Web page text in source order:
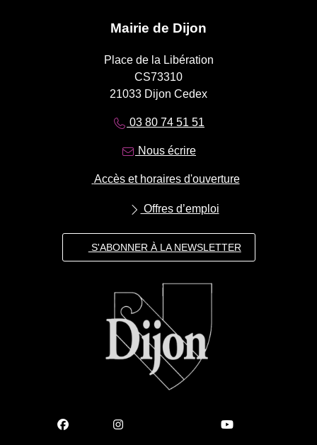
Mairie de Dijon
Place de la Libération
CS73310
21033 Dijon Cedex
03 80 74 51 51
Nous écrire
Accès et horaires d'ouverture
Offres d’emploi
S'ABONNER À LA NEWSLETTER